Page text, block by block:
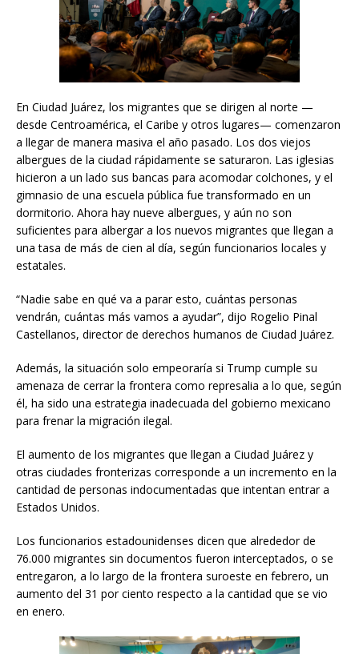
En Ciudad Juárez, los migrantes que se dirigen al norte —
desde Centroamérica, el Caribe y otros lugares— comenzaron
a llegar de manera masiva el año pasado. Los dos viejos
albergues de la ciudad rápidamente se saturaron. Las iglesias
hicieron a un lado sus bancas para acomodar colchones, y el
gimnasio de una escuela pública fue transformado en un
dormitorio. Ahora hay nueve albergues, y aún no son
suficientes para albergar a los nuevos migrantes que llegan a
una tasa de más de cien al día, según funcionarios locales y
estatales.
“Nadie sabe en qué va a parar esto, cuántas personas
vendrán, cuántas más vamos a ayudar”, dijo Rogelio Pinal
Castellanos, director de derechos humanos de Ciudad Juárez.
Además, la situación solo empeoraría si Trump cumple su
amenaza de cerrar la frontera como represalia a lo que, según
él, ha sido una estrategia inadecuada del gobierno mexicano
para frenar la migración ilegal.
El aumento de los migrantes que llegan a Ciudad Juárez y
otras ciudades fronterizas corresponde a un incremento en la
cantidad de personas indocumentadas que intentan entrar a
Estados Unidos.
Los funcionarios estadounidenses dicen que alrededor de
76.000 migrantes sin documentos fueron interceptados, o se
entregaron, a lo largo de la frontera suroeste en febrero, un
aumento del 31 por ciento respecto a la cantidad que se vio
en enero.